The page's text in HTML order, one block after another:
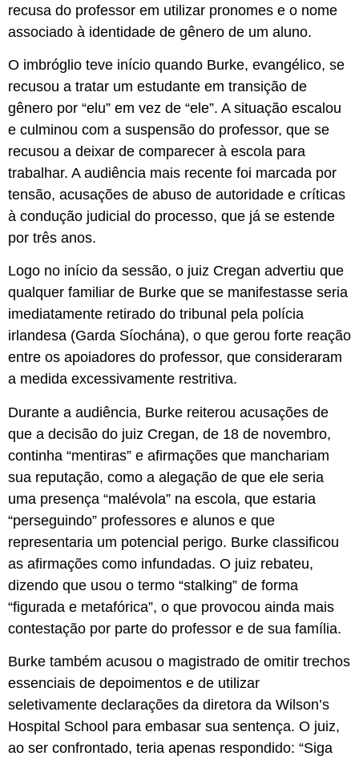
recusa do professor em utilizar pronomes e o nome
associado à identidade de gênero de um aluno.
O imbróglio teve início quando Burke, evangélico, se
recusou a tratar um estudante em transição de
gênero por “elu” em vez de “ele”. A situação escalou
e culminou com a suspensão do professor, que se
recusou a deixar de comparecer à escola para
trabalhar. A audiência mais recente foi marcada por
tensão, acusações de abuso de autoridade e críticas
à condução judicial do processo, que já se estende
por três anos.
Logo no início da sessão, o juiz Cregan advertiu que
qualquer familiar de Burke que se manifestasse seria
imediatamente retirado do tribunal pela polícia
irlandesa (Garda Síochána), o que gerou forte reação
entre os apoiadores do professor, que consideraram
a medida excessivamente restritiva.
Durante a audiência, Burke reiterou acusações de
que a decisão do juiz Cregan, de 18 de novembro,
continha “mentiras” e afirmações que manchariam
sua reputação, como a alegação de que ele seria
uma presença “malévola” na escola, que estaria
“perseguindo” professores e alunos e que
representaria um potencial perigo. Burke classificou
as afirmações como infundadas. O juiz rebateu,
dizendo que usou o termo “stalking” de forma
“figurada e metafórica”, o que provocou ainda mais
contestação por parte do professor e de sua família.
Burke também acusou o magistrado de omitir trechos
essenciais de depoimentos e de utilizar
seletivamente declarações da diretora da Wilson’s
Hospital School para embasar sua sentença. O juiz,
ao ser confrontado, teria apenas respondido: “Siga